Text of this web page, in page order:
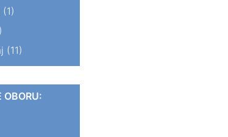
(1)
(11)
OBORU: